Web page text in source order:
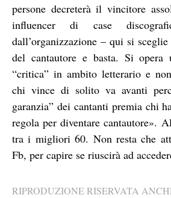
persone decreterà il vincitore
influencer di case
dall’organizzazione – qui si
del cantautore e basta. Si
“critica” in ambito letterario e
chi vince di solito va avanti
garanzia” dei cantanti premia chi
regola per diventare cantautore».
tra i migliori 60. Non resta che
Fb, per capire se riuscirà ad
RIPRODUZIONE RISERVATA